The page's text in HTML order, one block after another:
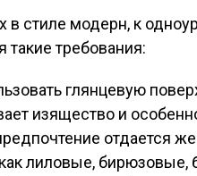
в стиле модерн, к
требования:
глянцевую
изящество и
отдается
лиловые, бирюзовые,